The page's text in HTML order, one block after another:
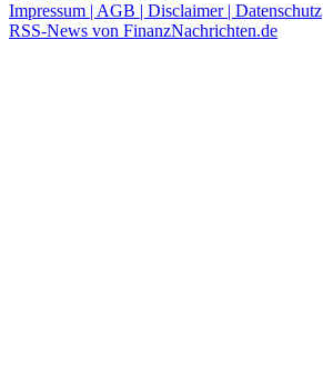
Impressum | AGB | Disclaimer | Datenschutz
RSS-News von FinanzNachrichten.de